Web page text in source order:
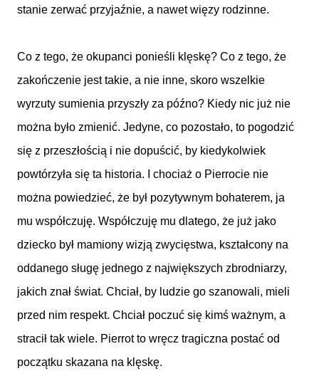
stanie zerwać przyjaźnie, a nawet więzy rodzinne.
Co z tego, że okupanci ponieśli klęskę? Co z tego, że
zakończenie jest takie, a nie inne, skoro wszelkie
wyrzuty sumienia przyszły za późno? Kiedy nic już nie
można było zmienić. Jedyne, co pozostało, to pogodzić
się z przeszłością i nie dopuścić, by kiedykolwiek
powtórzyła się ta historia. I chociaż o Pierrocie nie
można powiedzieć, że był pozytywnym bohaterem, ja
mu współczuję. Współczuję mu dlatego, że już jako
dziecko był mamiony wizją zwycięstwa, kształcony na
oddanego sługę jednego z największych zbrodniarzy,
jakich znał świat. Chciał, by ludzie go szanowali, mieli
przed nim respekt. Chciał poczuć się kimś ważnym, a
stracił tak wiele. Pierrot to wręcz tragiczna postać od
początku skazana na klęskę.